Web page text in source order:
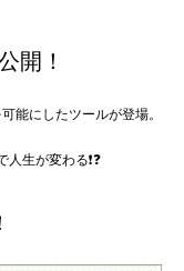
開！
能にしたツールが登場。
生が変わる❗❓